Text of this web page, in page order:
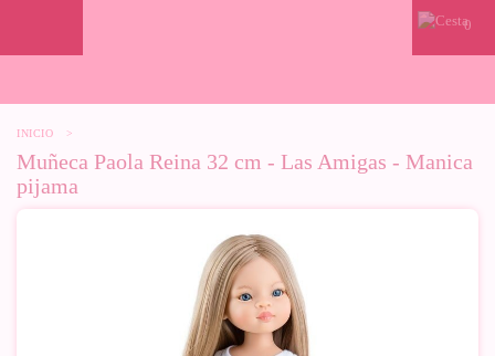
0
INICIO >
Muñeca Paola Reina 32 cm - Las Amigas - Manica
pijama